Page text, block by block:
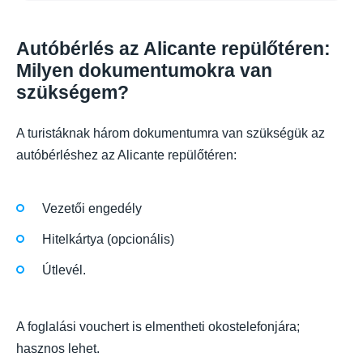
Autóbérlés az Alicante repülőtéren:
Milyen dokumentumokra van
szükségem?
A turistáknak három dokumentumra van szükségük az
autóbérléshez az Alicante repülőtéren:
Vezetői engedély
Hitelkártya (opcionális)
Útlevél.
A foglalási vouchert is elmentheti okostelefonjára;
hasznos lehet.